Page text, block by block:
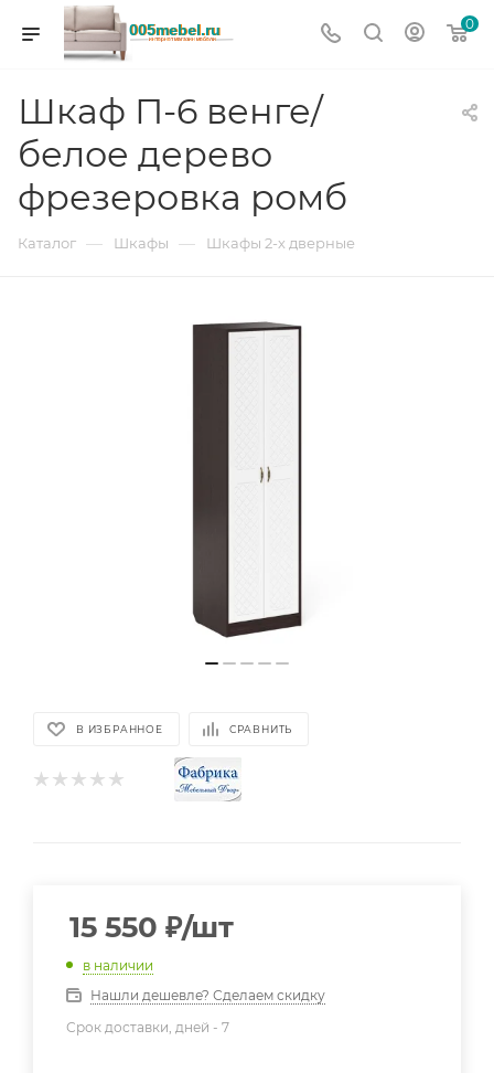
0
Шкаф П-6 венге/
белое дерево
фрезеровка ромб
Каталог — Шкафы — Шкафы 2-х дверные
В ИЗБРАННОЕ СРАВНИТЬ
15 550 ₽/шт
в наличии
Нашли дешевле? Сделаем скидку
Срок доставки, дней - 7